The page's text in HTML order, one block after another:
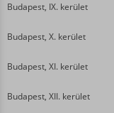
Budapest, IX. kerület
Budapest, X. kerület
Budapest, XI. kerület
Budapest, XII. kerület